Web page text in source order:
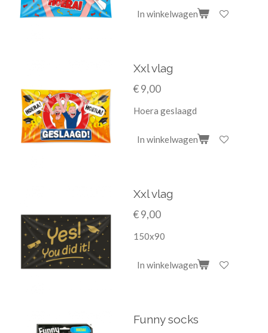
In winkelwagen
Xxl vlag
€ 9,00
Hoera geslaagd
In winkelwagen
Xxl vlag
€ 9,00
150x90
In winkelwagen
Funny socks